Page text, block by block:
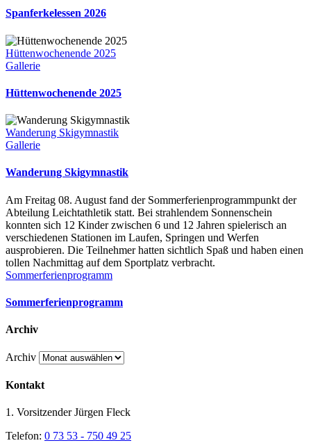
Spanferkelessen 2026
Hüttenwochenende 2025
Gallerie
Hüttenwochenende 2025
Wanderung Skigymnastik
Gallerie
Wanderung Skigymnastik
Am Freitag 08. August fand der Sommerferienprogrammpunkt der
Abteilung Leichtathletik statt. Bei strahlendem Sonnenschein
konnten sich 12 Kinder zwischen 6 und 12 Jahren spielerisch an
verschiedenen Stationen im Laufen, Springen und Werfen
ausprobieren. Die Teilnehmer hatten sichtlich Spaß und haben einen
tollen Nachmittag auf dem Sportplatz verbracht.
Sommerferienprogramm
Sommerferienprogramm
Archiv
Archiv
Kontakt
1. Vorsitzender Jürgen Fleck
Telefon: 0 73 53 - 750 49 25